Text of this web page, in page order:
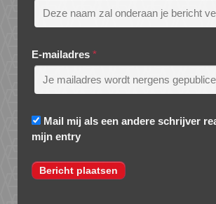
E-mailadres *
Mail mij als een andere schrijver
mijn entry